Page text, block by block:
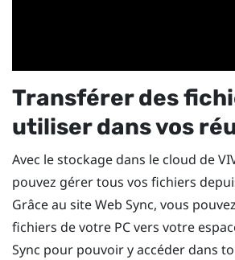
Transférer des
utiliser dans vos
Avec le stockage dans le cloud de
pouvez gérer tous vos fichiers
Grâce au site Web Sync, vous
fichiers de votre PC vers votre
Sync pour pouvoir y accéder dans